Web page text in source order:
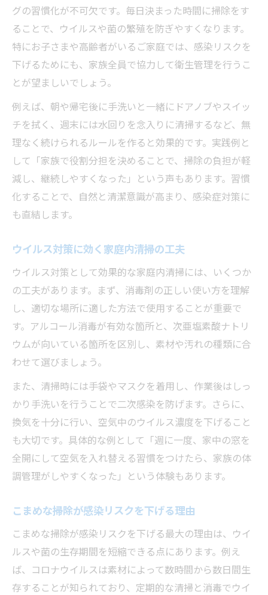
グの習慣化が不可欠です。毎日決まった時間に掃除をす
ることで、ウイルスや菌の繁殖を防ぎやすくなります。
特にお子さまや高齢者がいるご家庭では、感染リスクを
下げるためにも、家族全員で協力して衛生管理を行うこ
とが望ましいでしょう。
例えば、朝や帰宅後に手洗いと一緒にドアノブやスイッ
チを拭く、週末には水回りを念入りに清掃するなど、無
理なく続けられるルールを作ると効果的です。実践例と
して「家族で役割分担を決めることで、掃除の負担が軽
減し、継続しやすくなった」という声もあります。習慣
化することで、自然と清潔意識が高まり、感染症対策に
も直結します。
ウイルス対策に効く家庭内清掃の工夫
ウイルス対策として効果的な家庭内清掃には、いくつか
の工夫があります。まず、消毒剤の正しい使い方を理解
し、適切な場所に適した方法で使用することが重要で
す。アルコール消毒が有効な箇所と、次亜塩素酸ナトリ
ウムが向いている箇所を区別し、素材や汚れの種類に合
わせて選びましょう。
また、清掃時には手袋やマスクを着用し、作業後はしっ
かり手洗いを行うことで二次感染を防げます。さらに、
換気を十分に行い、空気中のウイルス濃度を下げること
も大切です。具体的な例として「週に一度、家中の窓を
全開にして空気を入れ替える習慣をつけたら、家族の体
調管理がしやすくなった」という体験もあります。
こまめな掃除が感染リスクを下げる理由
こまめな掃除が感染リスクを下げる最大の理由は、ウイ
ルスや菌の生存期間を短縮できる点にあります。例え
ば、コロナウイルスは素材によって数時間から数日間生
存することが知られており、定期的な清掃と消毒でウイ